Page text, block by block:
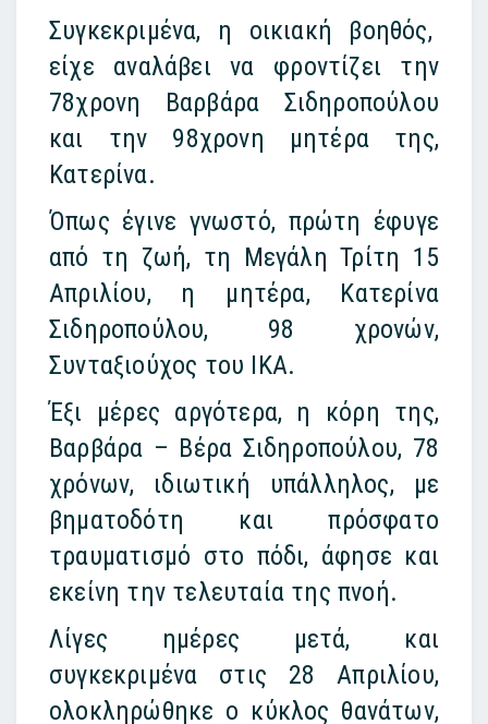
Συγκεκριμένα, η οικιακή βοηθός,
είχε αναλάβει να φροντίζει την
78χρονη Βαρβάρα Σιδηροπούλου
και την 98χρονη μητέρα της,
Κατερίνα.
Όπως έγινε γνωστό, πρώτη έφυγε
από τη ζωή, τη Μεγάλη Τρίτη 15
Απριλίου, η μητέρα, Κατερίνα
Σιδηροπούλου, 98 χρονών,
Συνταξιούχος του ΙΚΑ.
Έξι μέρες αργότερα, η κόρη της,
Βαρβάρα – Βέρα Σιδηροπούλου, 78
χρόνων, ιδιωτική υπάλληλος, με
βηματοδότη και πρόσφατο
τραυματισμό στο πόδι, άφησε και
εκείνη την τελευταία της πνοή.
Λίγες ημέρες μετά, και
συγκεκριμένα στις 28 Απριλίου,
ολοκληρώθηκε ο κύκλος θανάτων,